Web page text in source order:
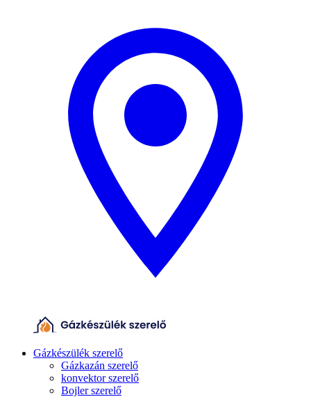
Gázkészülék szerelő
Gázkazán szerelő
konvektor szerelő
Bojler szerelő